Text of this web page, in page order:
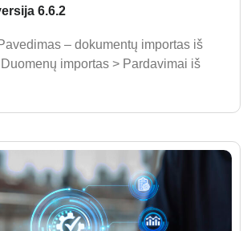
6.6.2
– dokumentų importas iš
importas > Pardavimai iš